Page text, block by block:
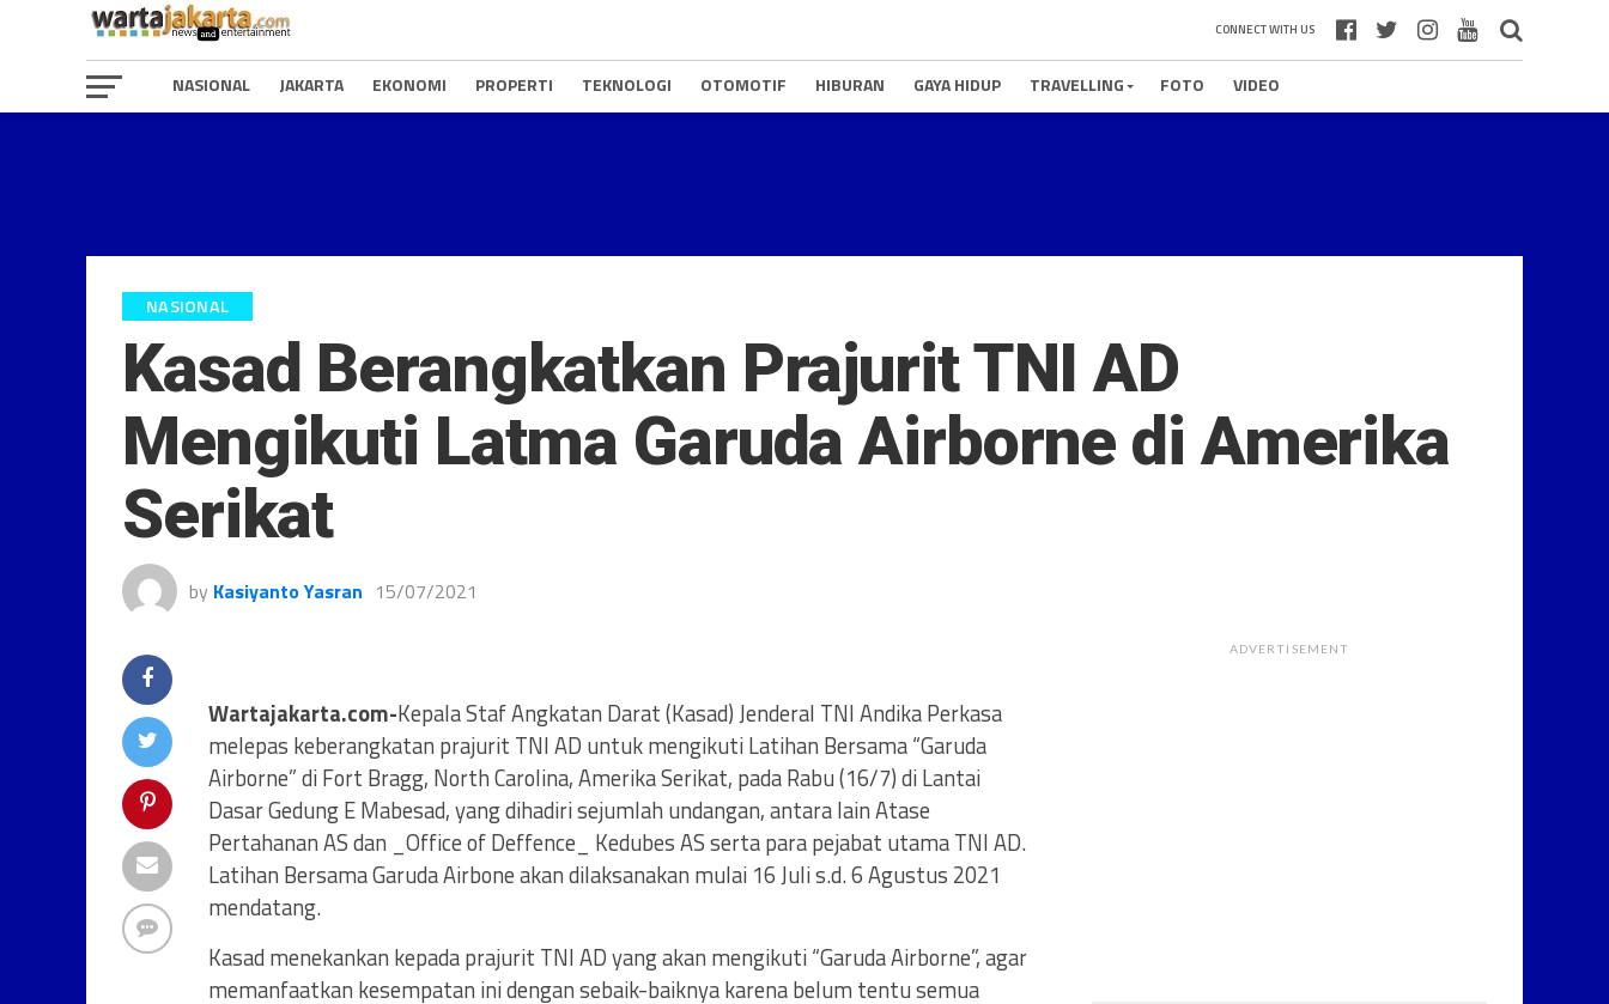
CONNECT WITH US
NASIONAL JAKARTA EKONOMI PROPERTI TEKNOLOGI OTOMOTIF HIBURAN GAYA HIDUP TRAVELLING FOTO VIDEO
NASIONAL
Kasad Berangkatkan Prajurit TNI AD
Mengikuti Latma Garuda Airborne di Amerika
Serikat
by Kasiyanto Yasran 15/07/2021
Wartajakarta.com-Kepala Staf Angkatan Darat (Kasad) Jenderal TNI Andika Perkasa
melepas keberangkatan prajurit TNI AD untuk mengikuti Latihan Bersama “Garuda
Airborne” di Fort Bragg, North Carolina, Amerika Serikat, pada Rabu (16/7) di Lantai
Dasar Gedung E Mabesad, yang dihadiri sejumlah undangan, antara lain Atase
Pertahanan AS dan _Office of Deffence_ Kedubes AS serta para pejabat utama TNI AD.
Latihan Bersama Garuda Airbone akan dilaksanakan mulai 16 Juli s.d. 6 Agustus 2021
mendatang.
Kasad menekankan kepada prajurit TNI AD yang akan mengikuti “Garuda Airborne”, agar
memanfaatkan kesempatan ini dengan sebaik-baiknya karena belum tentu semua
ADVERTISEMENT